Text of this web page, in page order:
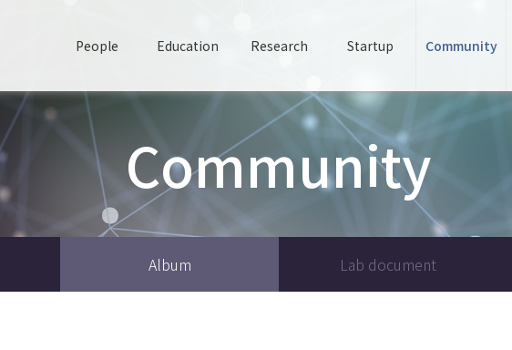
People Education Research Startup Community
Community
Album Lab document